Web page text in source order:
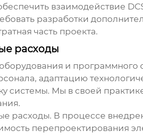
взаимодействие
разработки
часть проекта.
расходы
и
адаптацию
Мы в своей
расходы. В процессе
перепроектирования